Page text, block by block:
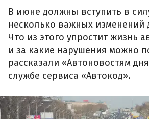
В июне должны вступить в
несколько важных изменений
Что из этого упростит жизнь
и за какие нарушения можно
рассказали «Автоновостям
службе сервиса «Автокод».